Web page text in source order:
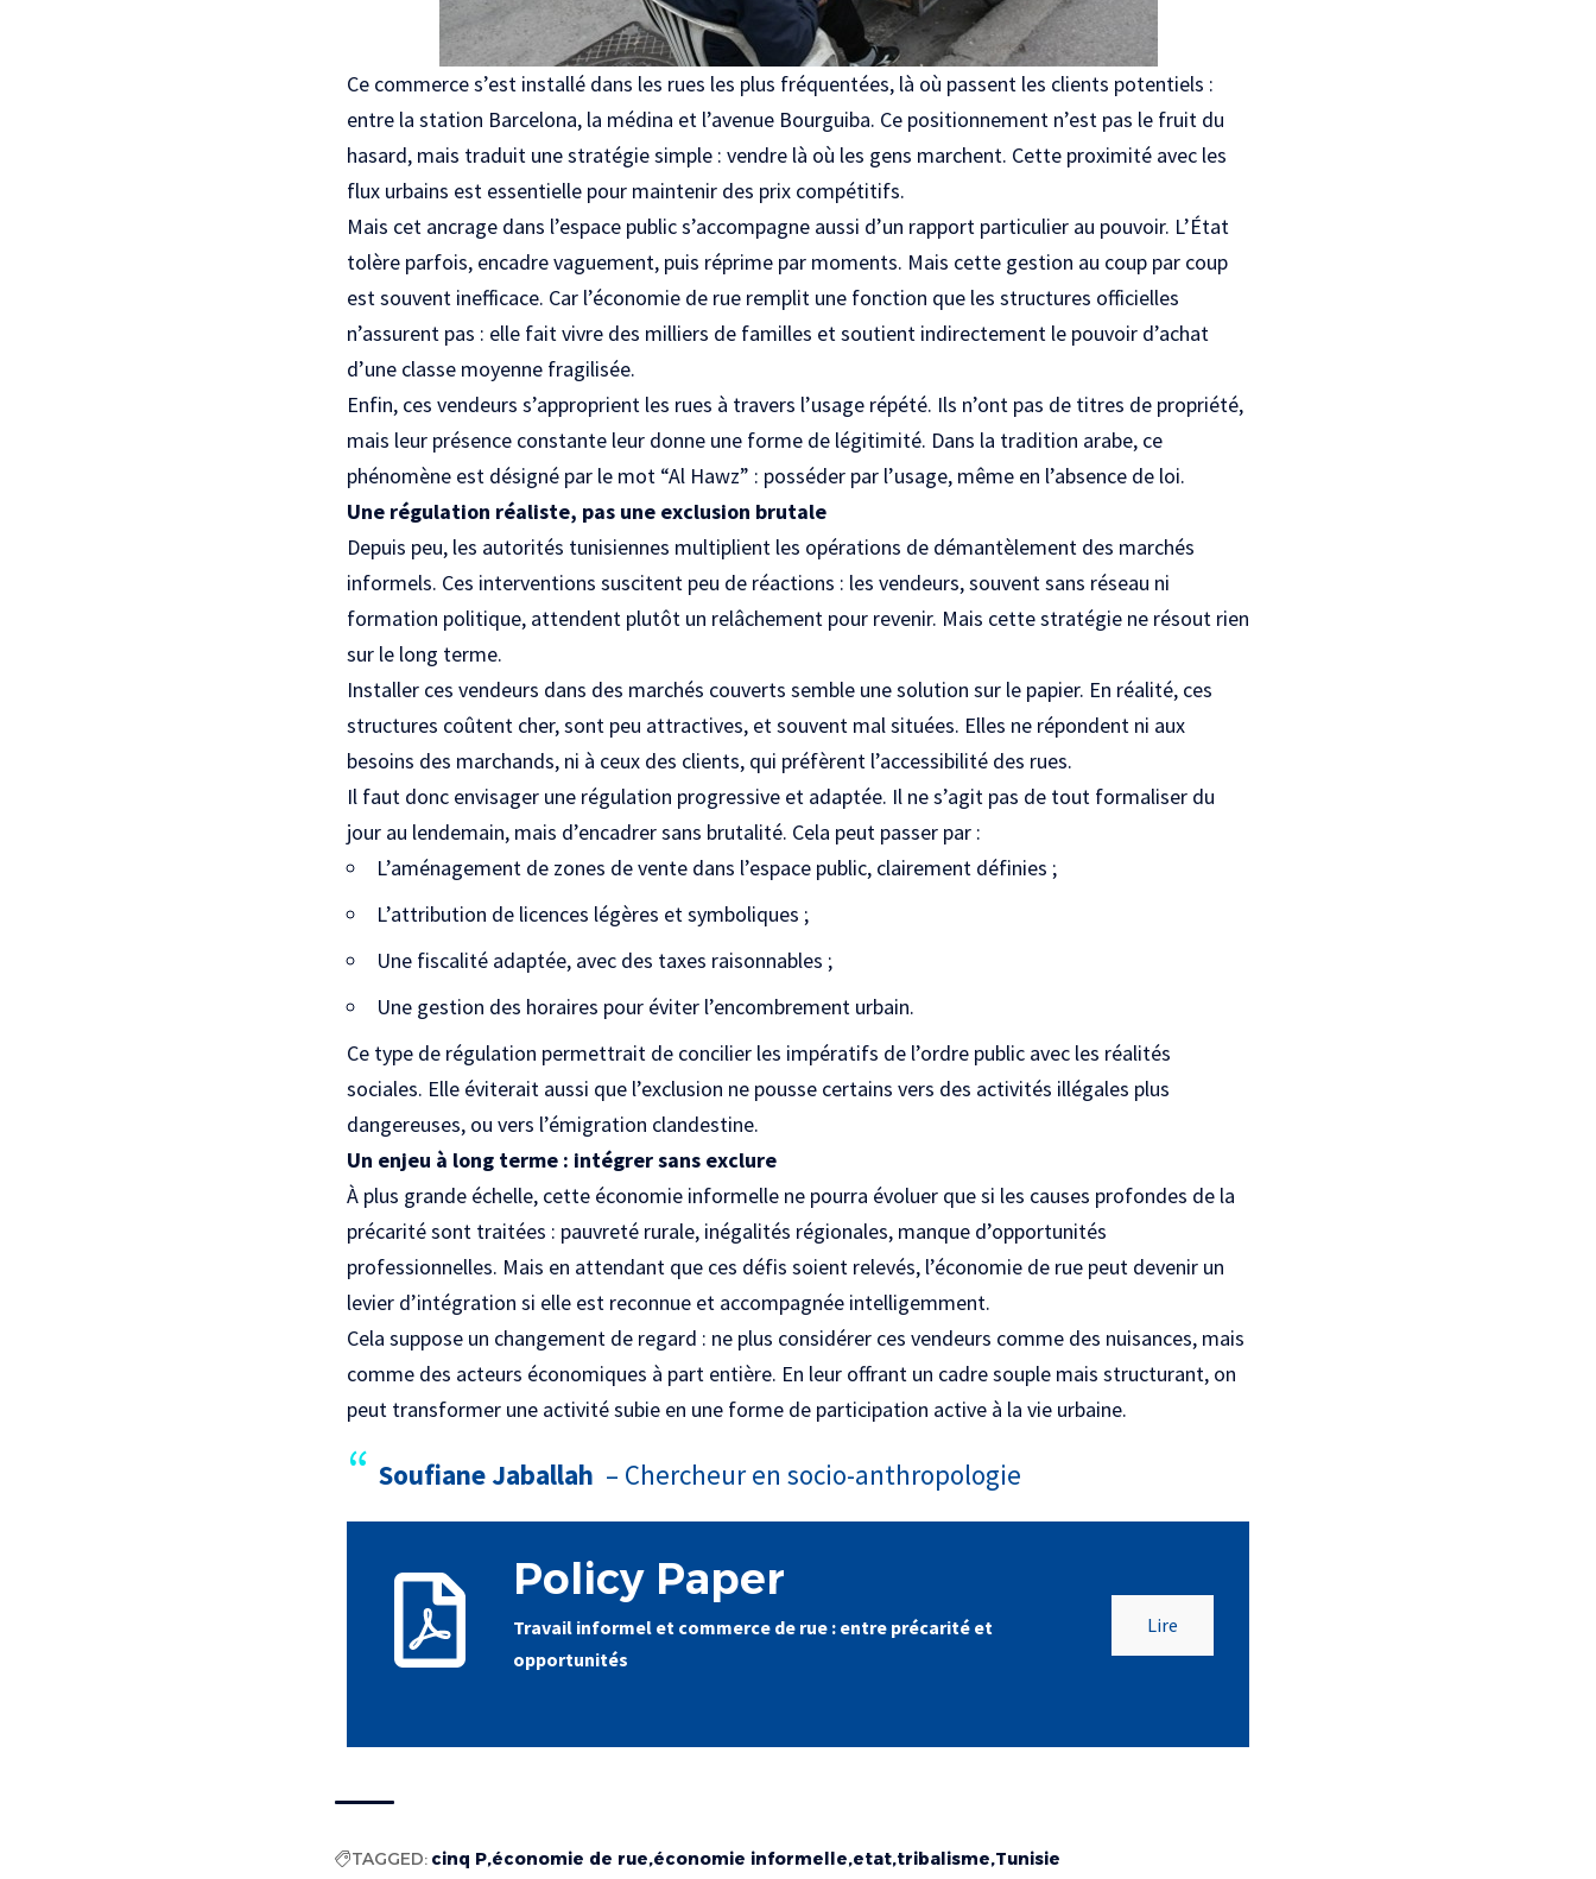
Ce commerce s’est installé dans les rues les plus fréquentées, là où passent les clients potentiels :
entre la station Barcelona, la médina et l’avenue Bourguiba. Ce positionnement n’est pas le fruit du
hasard, mais traduit une stratégie simple : vendre là où les gens marchent. Cette proximité avec les
flux urbains est essentielle pour maintenir des prix compétitifs.
Mais cet ancrage dans l’espace public s’accompagne aussi d’un rapport particulier au pouvoir. L’État
tolère parfois, encadre vaguement, puis réprime par moments. Mais cette gestion au coup par coup
est souvent inefficace. Car l’économie de rue remplit une fonction que les structures officielles
n’assurent pas : elle fait vivre des milliers de familles et soutient indirectement le pouvoir d’achat
d’une classe moyenne fragilisée.
Enfin, ces vendeurs s’approprient les rues à travers l’usage répété. Ils n’ont pas de titres de propriété,
mais leur présence constante leur donne une forme de légitimité. Dans la tradition arabe, ce
phénomène est désigné par le mot “Al Hawz” : posséder par l’usage, même en l’absence de loi.
Une régulation réaliste, pas une exclusion brutale
Depuis peu, les autorités tunisiennes multiplient les opérations de démantèlement des marchés
informels. Ces interventions suscitent peu de réactions : les vendeurs, souvent sans réseau ni
formation politique, attendent plutôt un relâchement pour revenir. Mais cette stratégie ne résout rien
sur le long terme.
Installer ces vendeurs dans des marchés couverts semble une solution sur le papier. En réalité, ces
structures coûtent cher, sont peu attractives, et souvent mal situées. Elles ne répondent ni aux
besoins des marchands, ni à ceux des clients, qui préfèrent l’accessibilité des rues.
Il faut donc envisager une régulation progressive et adaptée. Il ne s’agit pas de tout formaliser du
jour au lendemain, mais d’encadrer sans brutalité. Cela peut passer par :
L’aménagement de zones de vente dans l’espace public, clairement définies ;
L’attribution de licences légères et symboliques ;
Une fiscalité adaptée, avec des taxes raisonnables ;
Une gestion des horaires pour éviter l’encombrement urbain.
Ce type de régulation permettrait de concilier les impératifs de l’ordre public avec les réalités
sociales. Elle éviterait aussi que l’exclusion ne pousse certains vers des activités illégales plus
dangereuses, ou vers l’émigration clandestine.
Un enjeu à long terme : intégrer sans exclure
À plus grande échelle, cette économie informelle ne pourra évoluer que si les causes profondes de la
précarité sont traitées : pauvreté rurale, inégalités régionales, manque d’opportunités
professionnelles. Mais en attendant que ces défis soient relevés, l’économie de rue peut devenir un
levier d’intégration si elle est reconnue et accompagnée intelligemment.
Cela suppose un changement de regard : ne plus considérer ces vendeurs comme des nuisances, mais
comme des acteurs économiques à part entière. En leur offrant un cadre souple mais structurant, on
peut transformer une activité subie en une forme de participation active à la vie urbaine.
Soufiane Jaballah – Chercheur en socio-anthropologie
Policy Paper
Travail informel et commerce de rue : entre précarité et
opportunités
Lire
TAGGED: cinq P économie de rue économie informelle etat tribalisme Tunisie